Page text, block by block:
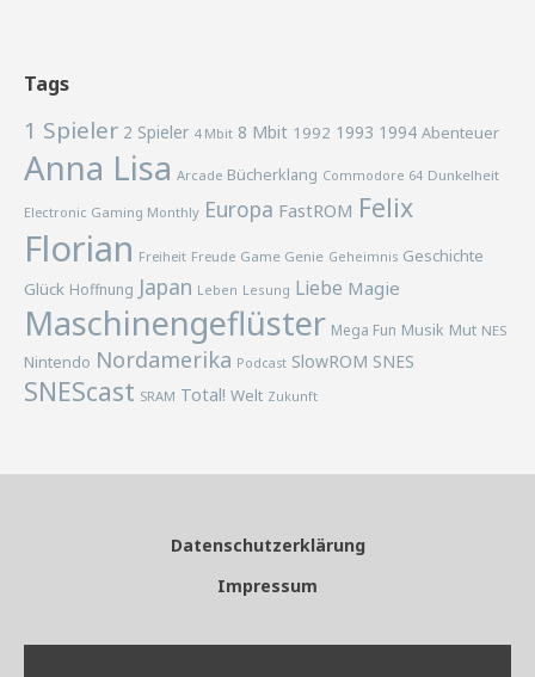
Tags
1 Spieler 2 Spieler 4 Mbit 8 Mbit 1992 1993 1994 Abenteuer
Anna Lisa Arcade Bücherklang Commodore 64 Dunkelheit
Electronic Gaming Monthly Europa FastROM Felix
Florian Freiheit Freude Game Genie Geheimnis Geschichte
Glück Hoffnung Japan Leben Lesung Liebe Magie
Maschinengeflüster Mega Fun Musik Mut NES
Nintendo Nordamerika Podcast SlowROM SNES
SNEScast SRAM Total! Welt Zukunft
Datenschutzerklärung
Impressum